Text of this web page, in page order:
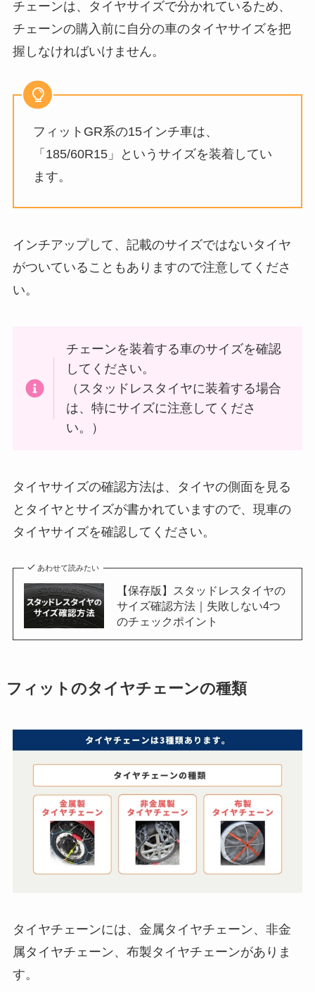
チェーンは、タイヤサイズで分かれているため、
チェーンの購入前に自分の車のタイヤサイズを把
握しなければいけません。
フィットGR系の15インチ車は、
「185/60R15」というサイズを装着してい
ます。
インチアップして、記載のサイズではないタイヤ
がついていることもありますので注意してくださ
い。
チェーンを装着する車のサイズを確認
してください。
（スタッドレスタイヤに装着する場合
は、特にサイズに注意してくださ
い。）
タイヤサイズの確認方法は、タイヤの側面を見る
とタイヤとサイズが書かれていますので、現車の
タイヤサイズを確認してください。
あわせて読みたい
【保存版】スタッドレスタイヤの
サイズ確認方法｜失敗しない4つ
のチェックポイント
フィットのタイヤチェーンの種類
タイヤチェーンには、金属タイヤチェーン、非金
属タイヤチェーン、布製タイヤチェーンがありま
す。